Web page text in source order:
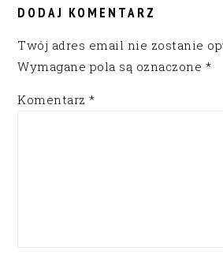
INTERACTIONS
DODAJ KOMENTARZ
Twój adres email nie zostanie
Wymagane pola są oznaczone *
Komentarz*